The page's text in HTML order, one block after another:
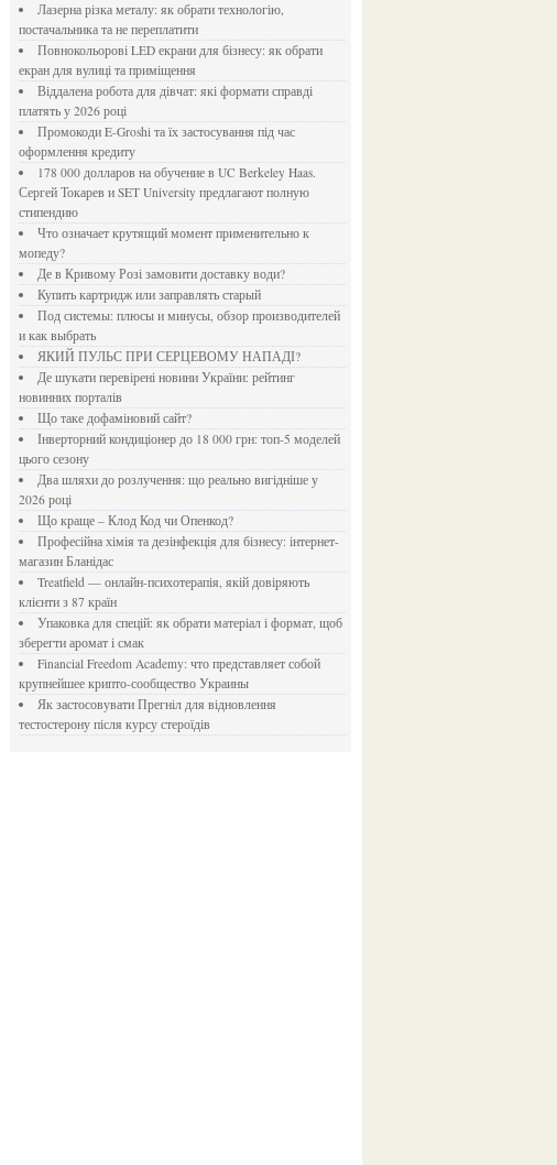
Лазерна різка металу: як обрати технологію,
постачальника та не переплатити
Повнокольорові LED екрани для бізнесу: як обрати
екран для вулиці та приміщення
Віддалена робота для дівчат: які формати справді
платять у 2026 році
Промокоди E-Groshi та їх застосування під час
оформлення кредиту
178 000 долларов на обучение в UC Berkeley Haas.
Сергей Токарев и SET University предлагают полную
стипендию
Что означает крутящий момент применительно к
мопеду?
Де в Кривому Розі замовити доставку води?
Купить картридж или заправлять старый
Под системы: плюсы и минусы, обзор производителей
и как выбрать
ЯКИЙ ПУЛЬС ПРИ СЕРЦЕВОМУ НАПАДІ?
Де шукати перевірені новини України: рейтинг
новинних порталів
Що таке дофаміновий сайт?
Інверторний кондиціонер до 18 000 грн: топ-5 моделей
цього сезону
Два шляхи до розлучення: що реально вигідніше у
2026 році
Що краще – Клод Код чи Опенкод?
Професійна хімія та дезінфекція для бізнесу: інтернет-
магазин Бланідас
Treatfield — онлайн-психотерапія, якій довіряють
клієнти з 87 країн
Упаковка для спецій: як обрати матеріал і формат, щоб
зберегти аромат і смак
Financial Freedom Academy: что представляет собой
крупнейшее крипто-сообщество Украины
Як застосовувати Прегніл для відновлення
тестостерону після курсу стероїдів